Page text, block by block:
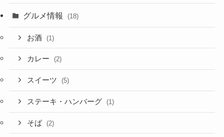
グルメ情報 (18)
お酒 (1)
カレー (2)
スイーツ (5)
ステーキ・ハンバーグ (1)
そば (2)